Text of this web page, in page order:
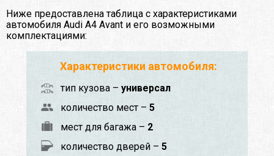
Ниже предоставлена таблица с характеристиками
автомобиля Audi A4 Avant и его возможными
комплектациями:
Характеристики автомобиля:
тип кузова – универсал
количество мест – 5
мест для багажа – 2
количество дверей – 5